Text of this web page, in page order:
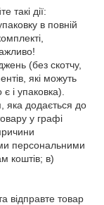
такі дії:
в повній
(без скотчу,
які можуть
і упаковка).
яка додається до
у графі
персональними
коштів; в)
відправте товар